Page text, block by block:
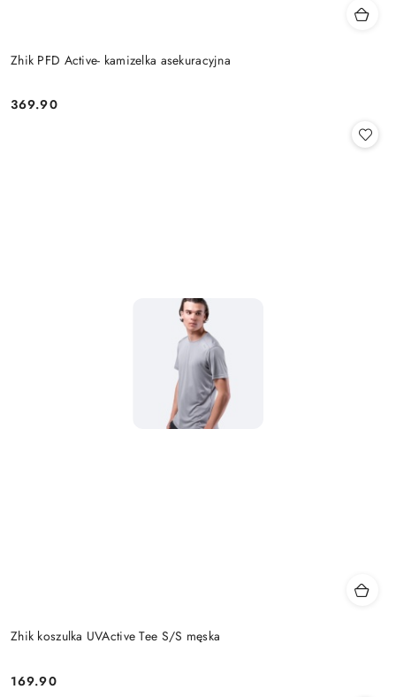
Zhik PFD Active- kamizelka asekuracyjna
Cena:
369.90
Zhik koszulka UVActive Tee S/S męska
Cena:
169.90